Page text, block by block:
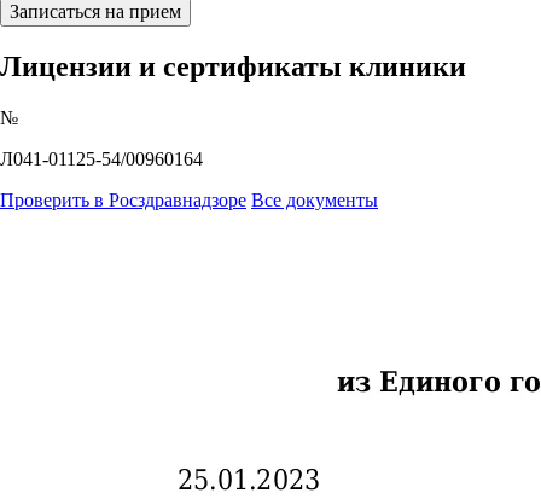
Записаться на прием
Лицензии и сертификаты клиники
№
Л041-01125-54/00960164
Проверить в Росздравнадзоре Все документы